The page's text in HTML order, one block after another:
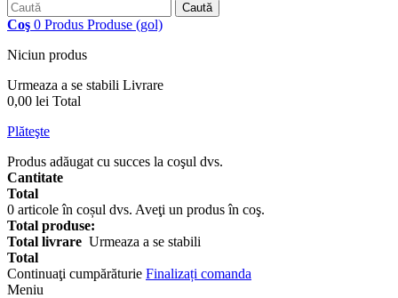
Caută
Coş 0 Produs Produse (gol)
Niciun produs
Urmeaza a se stabili Livrare
0,00 lei Total
Plăteşte
Produs adăugat cu succes la coşul dvs.
Cantitate
Total
0 articole în coșul dvs. Aveţi un produs în coş.
Total produse:
Total livrare Urmeaza a se stabili
Total
Continuaţi cumpărăturie Finalizați comanda
Meniu